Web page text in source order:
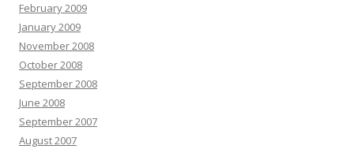
February 2009
January 2009
November 2008
October 2008
September 2008
June 2008
September 2007
August 2007